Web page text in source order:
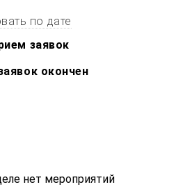
по дате
заявок
окончен
нет мероприятий